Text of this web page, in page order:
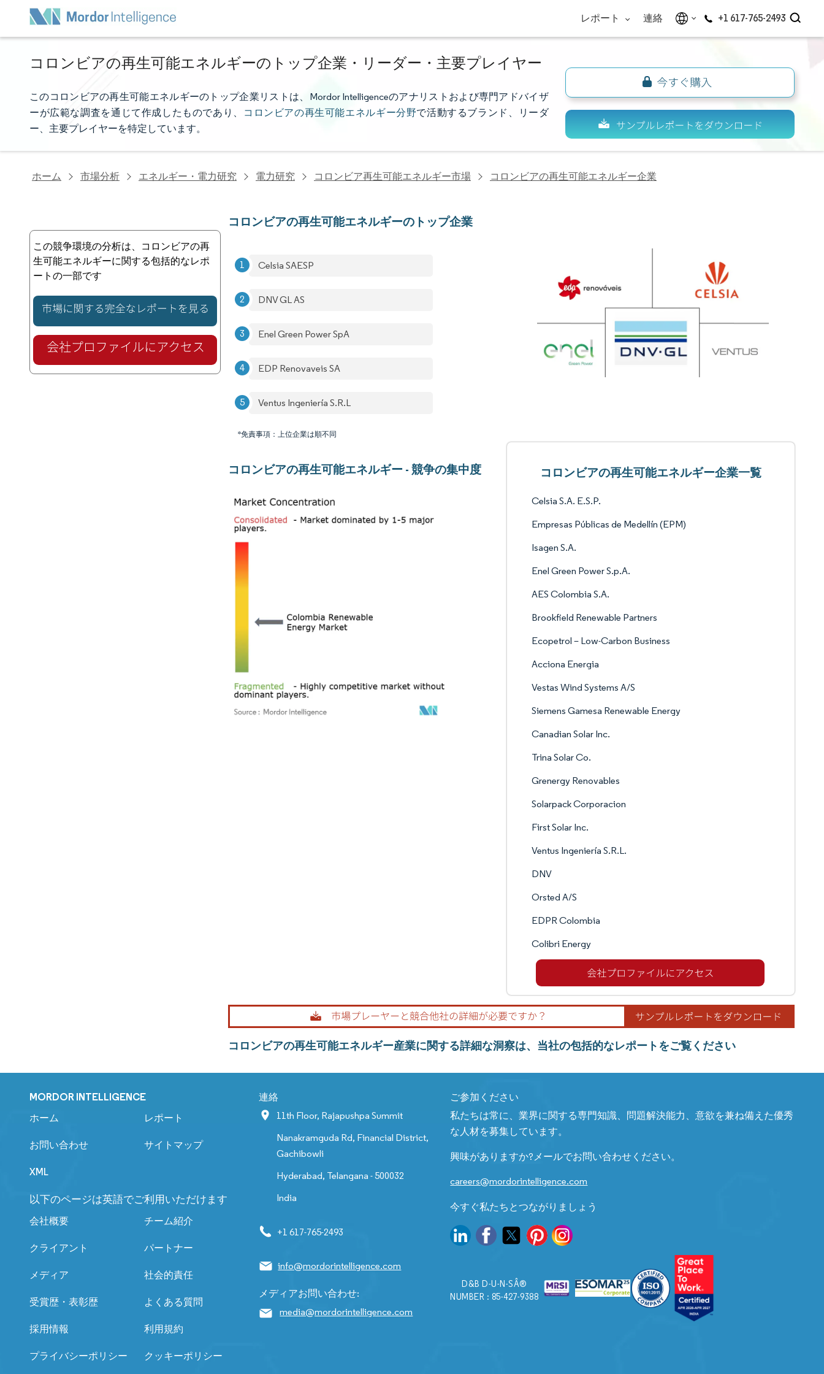
レポート 連絡 +1 617-765-2493
コロンビアの再生可能エネルギーのトップ企業・リーダー・主要プレイヤー
このコロンビアの再生可能エネルギーのトップ企業リストは、Mordor Intelligenceのアナリストおよび専門アドバイザ
ーが広範な調査を通じて作成したものであり、
コロンビアの再生可能エネルギー分野で活動するブランド、リーダ
ー、主要プレイヤーを特定しています。
ホーム 市場分析 エネルギー・電力研究 電力研究 コロンビア再生可能エネルギー市場 コロンビアの再生可能エネルギー企業
この競争環境の分析は、コロンビアの再
生可能エネルギーに関する包括的なレポ
ートの一部です
コロンビアの再生可能エネルギーのトップ企業
Celsia SAESP
DNV GL AS
Enel Green Power SpA
EDP Renovaveis SA
Ventus Ingeniería S.R.L
*免責事項：上位企業は順不同
コロンビアの再生可能エネルギー - 競争の集中度 コロンビアの再生可能エネルギー企業一覧
Celsia S.A. E.S.P.
Empresas Públicas de Medellín (EPM)
Isagen S.A.
Enel Green Power S.p.A.
AES Colombia S.A.
Brookfield Renewable Partners
Ecopetrol – Low-Carbon Business
Acciona Energia
Vestas Wind Systems A/S
Siemens Gamesa Renewable Energy
Canadian Solar Inc.
Trina Solar Co.
Grenergy Renovables
Solarpack Corporacion
First Solar Inc.
Ventus Ingeniería S.R.L.
DNV
Orsted A/S
EDPR Colombia
Colibri Energy
コロンビアの再生可能エネルギー産業に関する詳細な洞察は、当社の包括的なレポートをご覧ください
MORDOR INTELLIGENCE
ホーム レポート
お問い合わせ サイトマップ
XML
以下のページは英語でご利用いただけます
会社概要 チーム紹介
クライアント パートナー
メディア 社会的責任
受賞歴・表彰歴 よくある質問
採用情報 利用規約
プライバシーポリシー クッキーポリシー
連絡
11th Floor, Rajapushpa Summit
Nanakramguda Rd, Financial District,
Gachibowli
Hyderabad, Telangana - 500032
India
+1 617-765-2493
info@mordorintelligence.com
メディアお問い合わせ:
media@mordorintelligence.com
ご参加ください
私たちは常に、業界に関する専門知識、問題解決能力、意欲を兼ね備えた優秀
な人材を募集しています。
興味がありますか?メールでお問い合わせください。
careers@mordorintelligence.com
今すぐ私たちとつながりましょう
D&B D-U-N-SÂ®
NUMBER : 85-427-9388